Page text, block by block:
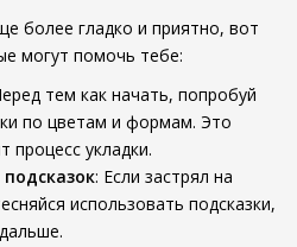
более гладко и приятно, вот
могут помочь тебе:
тем как начать, попробуй
по цветам и формам. Это
процесс укладки.
: Если застрял на
использовать подсказки,